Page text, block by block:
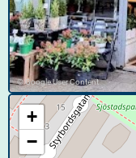
© Google User Content
+
−